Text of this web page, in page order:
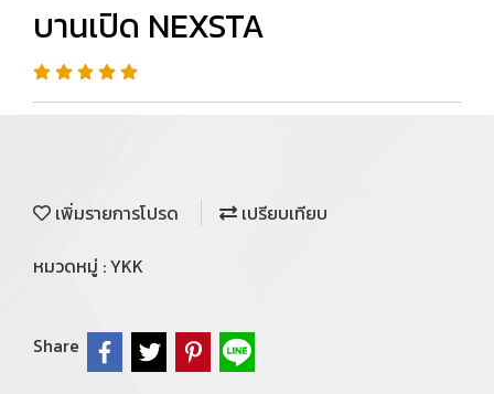
บานเปิด NEXSTA
เพิ่มรายการโปรด
เปรียบเทียบ
หมวดหมู่ :YKK
Share